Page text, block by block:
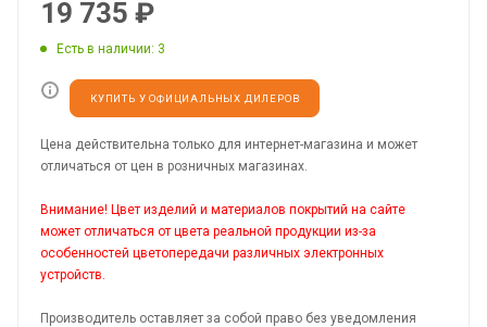
19 735 ₽
Есть в наличии: 3
КУПИТЬ У ОФИЦИАЛЬНЫХ ДИЛЕРОВ
Цена действительна только для интернет-магазина и может
отличаться от цен в розничных магазинах.
Внимание! Цвет изделий и материалов покрытий на сайте
может отличаться от цвета реальной продукции из-за
особенностей цветопередачи различных электронных
устройств.
Производитель оставляет за собой право без уведомления